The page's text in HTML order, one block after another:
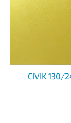
CIVIK 130/